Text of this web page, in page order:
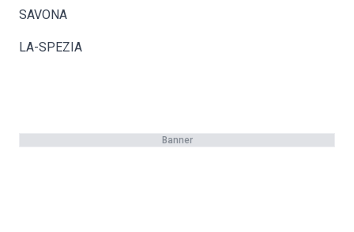
SAVONA
LA-SPEZIA
Banner